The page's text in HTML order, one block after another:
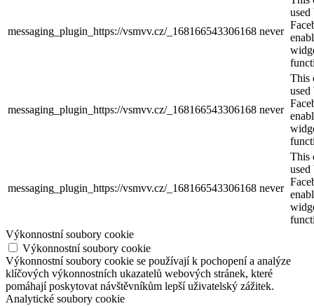
messaging_plugin_https://vsmvv.cz/_168166543306168 never
used
messaging_plugin_https://vsmvv.cz/_168166543306168 never
This
used
messaging_plugin_https://vsmvv.cz/_168166543306168 never
This
used
Výkonnostní soubory cookie
Výkonnostní soubory cookie
Výkonnostní soubory cookie se používají k pochopení a analýze
klíčových výkonnostních ukazatelů webových stránek, které
pomáhají poskytovat návštěvníkům lepší uživatelský zážitek.
Analytické soubory cookie